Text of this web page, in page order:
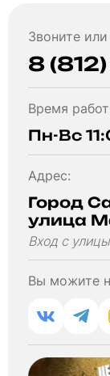
Звоните
8
Время
Пн-Вс
Адрес:
Город
улица
Вход с
Вы можите